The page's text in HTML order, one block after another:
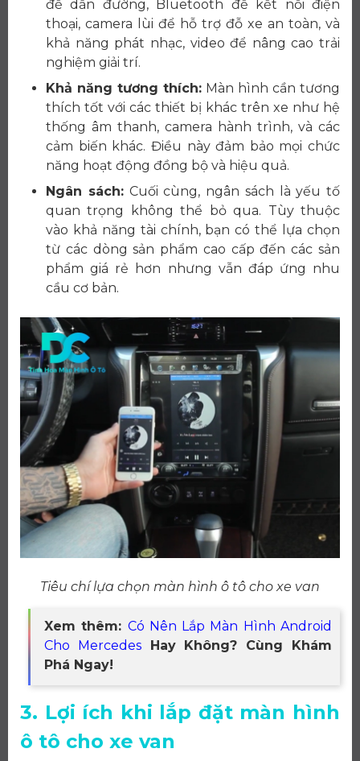
để dẫn đường, Bluetooth để kết nối điện
thoại, camera lùi để hỗ trợ đỗ xe an toàn, và
khả năng phát nhạc, video để nâng cao trải
nghiệm giải trí.
Khả năng tương thích: Màn hình cần tương
thích tốt với các thiết bị khác trên xe như hệ
thống âm thanh, camera hành trình, và các
cảm biến khác. Điều này đảm bảo mọi chức
năng hoạt động đồng bộ và hiệu quả.
Ngân sách:Cuối cùng, ngân sách là yếu tố
quan trọng không thể bỏ qua. Tùy thuộc
vào khả năng tài chính, bạn có thể lựa chọn
từ các dòng sản phẩm cao cấp đến các sản
phẩm giá rẻ hơn nhưng vẫn đáp ứng nhu
cầu cơ bản.
Tiêu chí lựa chọn màn hình ô tô cho xe van
Xem thêm: Có Nên Lắp Màn Hình Android
Cho MercedesHay Không? Cùng Khám
Phá Ngay!
3. Lợi ích khi lắp đặt màn hình
ô tô cho xe van